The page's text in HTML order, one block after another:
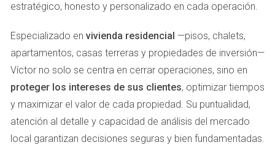
La ubicación es uno de los factores más determinantes en
la valoración de una propiedad. Un barrio seguro, con
buenas escuelas y acceso a servicios como
supermercados, transporte público y parques puede
aumentar significativamente el valor de tu casa. Por
ejemplo, si vives en una zona en desarrollo donde se están
construyendo nuevas infraestructuras, esto podría elevar el
interés y, por ende, el precio de tu propiedad.
estratégico, honesto y personalizado en cada operación.
Especializado en vivienda residencial —pisos, chalets,
apartamentos, casas terreras y propiedades de inversión—
Víctor no solo se centra en cerrar operaciones, sino en
proteger los intereses de sus clientes, optimizar tiempos
y maximizar el valor de cada propiedad. Su puntualidad,
atención al detalle y capacidad de análisis del mercado
local garantizan decisiones seguras y bien fundamentadas.